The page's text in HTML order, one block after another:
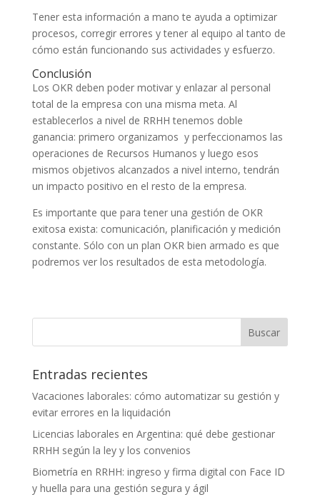
Tener esta información a mano te ayuda a optimizar
procesos, corregir errores y tener al equipo al tanto de
cómo están funcionando sus actividades y esfuerzo.
Conclusión
Los OKR deben poder motivar y enlazar al personal
total de la empresa con una misma meta. Al
establecerlos a nivel de RRHH tenemos doble
ganancia: primero organizamos y perfeccionamos las
operaciones de Recursos Humanos y luego esos
mismos objetivos alcanzados a nivel interno, tendrán
un impacto positivo en el resto de la empresa.
Es importante que para tener una gestión de OKR
exitosa exista: comunicación, planificación y medición
constante. Sólo con un plan OKR bien armado es que
podremos ver los resultados de esta metodología.
Entradas recientes
Vacaciones laborales: cómo automatizar su gestión y
evitar errores en la liquidación
Licencias laborales en Argentina: qué debe gestionar
RRHH según la ley y los convenios
Biometría en RRHH: ingreso y firma digital con Face ID
y huella para una gestión segura y ágil